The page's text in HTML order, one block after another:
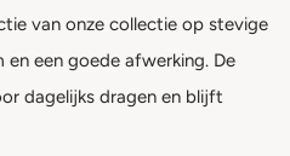
van onze collectie op stevige
en een goede afwerking. De
dagelijks dragen en blijft